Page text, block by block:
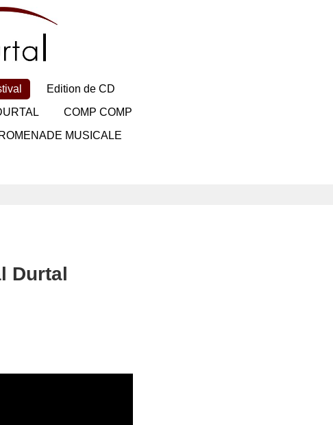
Edition de CD
COMP COMP
MUSICALE
Durtal